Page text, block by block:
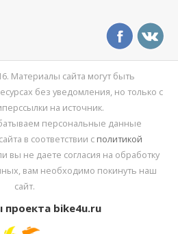
Материалы сайта могут быть
без уведомления, но только с
на источник.
персональные данные
в соответствии с политикой
вы не даете согласия на обработку
вам необходимо покинуть наш
сайт.
проекта bike4u.ru